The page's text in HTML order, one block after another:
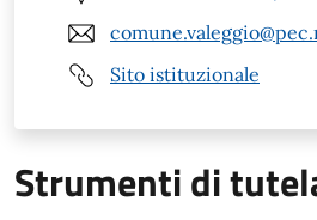
Sito istituzionale
Strumenti di